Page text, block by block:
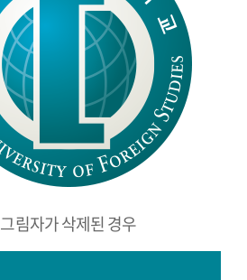
그림자가 삭제된 경우